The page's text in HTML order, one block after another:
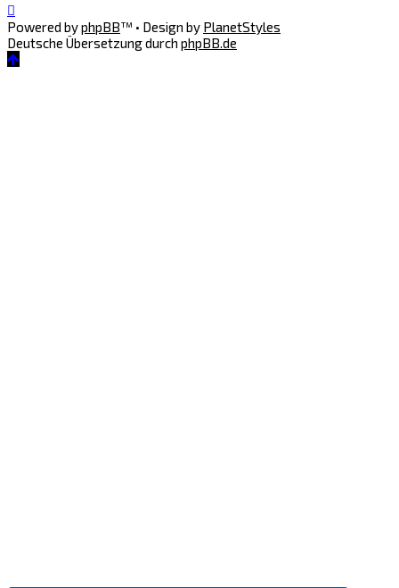
Powered byphpBB™ • Design by PlanetStyles
Deutsche Übersetzung durch phpBB.de